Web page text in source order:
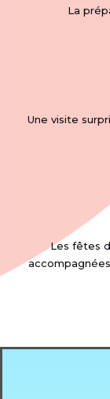
La
Une visite
Les fêtes